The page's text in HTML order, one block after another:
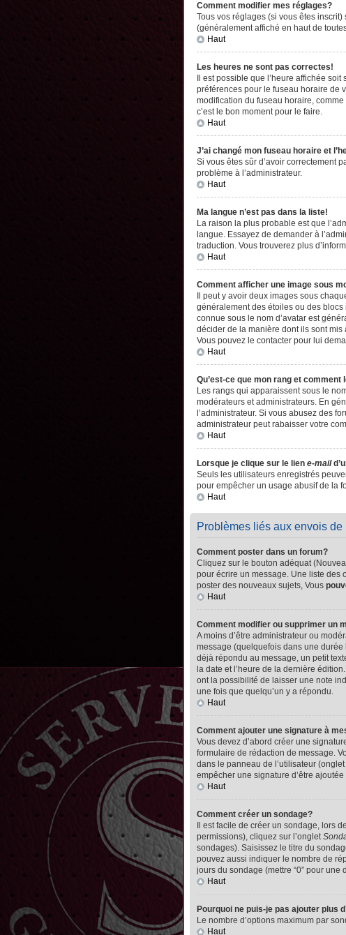
Comment modifier mes réglages?
Tous vos réglages (si vous êtes
(généralement affiché en haut de
Haut
Les heures ne sont pas correctes!
Il est possible que l’heure affichée
préférences pour le fuseau horaire de
modification du fuseau horaire,
c’est le bon moment pour le faire.
Haut
J’ai changé mon fuseau horaire et
Si vous êtes sûr d’avoir correctement
problème à l’administrateur.
Haut
Ma langue n’est pas dans la liste!
La raison la plus probable est que
langue. Essayez de demander à
traduction. Vous trouverez plus
Haut
Comment afficher une image sous
Il peut y avoir deux images sous
généralement des étoiles ou des
connue sous le nom d’avatar est
décider de la manière dont ils sont mis
Vous pouvez le contacter pour lui
Haut
Qu’est-ce que mon rang et comment
Les rangs qui apparaissent sous le
modérateurs et administrateurs. En
l’administrateur. Si vous abusez des
administrateur peut rabaisser votre
Haut
Lorsque je clique sur le lien e-mail
Seuls les utilisateurs enregistrés
pour empêcher un usage abusif de la
Haut
Problèmes liés aux envois de
Comment poster dans un forum?
Cliquez sur le bouton adéquat
pour écrire un message. Une liste des
poster des nouveaux sujets, Vous
Haut
Comment modifier ou supprimer un
A moins d’être administrateur ou
message (quelquefois dans une
déjà répondu au message, un petit
la date et l’heure de la dernière
ont la possibilité de laisser une note
une fois que quelqu’un y a répondu.
Haut
Comment ajouter une signature à
Vous devez d’abord créer une
formulaire de rédaction de message.
dans le panneau de l’utilisateur (onglet
empêcher une signature d’être
Haut
Comment créer un sondage?
Il est facile de créer un sondage, lors
permissions), cliquez sur l’onglet
sondages). Saisissez le titre du
pouvez aussi indiquer le nombre de
jours du sondage (mettre “0” pour
Haut
Pourquoi ne puis-je pas ajouter plus
Le nombre d’options maximum par
Haut